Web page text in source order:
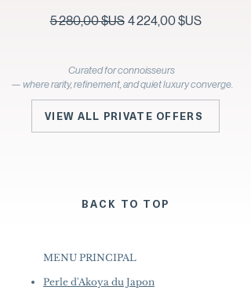
Prix original
5 280,00 $US Prix promotionnel
4 224,00 $US
Curated for connoisseurs
— where rarity, refinement, and quiet luxury converge.
VIEW ALL PRIVATE OFFERS
BACK TO TOP
MENU PRINCIPAL
Perle d'Akoya du Japon